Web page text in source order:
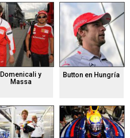
Domenicali y
Massa
Button en Hungría